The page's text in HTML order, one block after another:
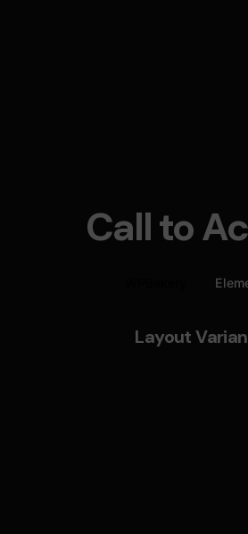
Call to
Layout